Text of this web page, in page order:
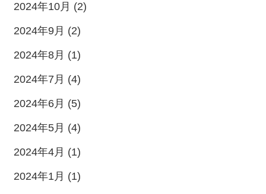
2024年10月 (2)
2024年9月 (2)
2024年8月 (1)
2024年7月 (4)
2024年6月 (5)
2024年5月 (4)
2024年4月 (1)
2024年1月 (1)